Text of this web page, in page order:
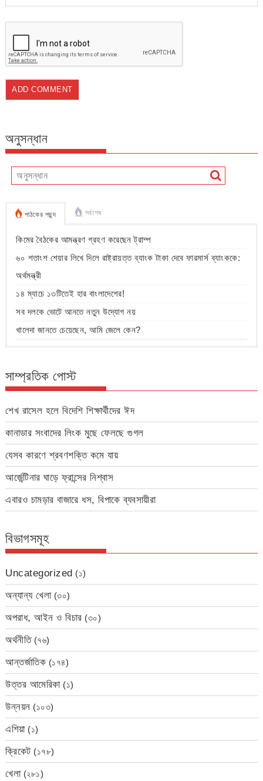
অনুসন্ধান
পাঠকের পছন্দ সর্বশেষ
কিমের বৈঠকের আমন্ত্রণ গ্রহণ করেছেন ট্রাম্প
৬০ শতাংশ শেয়ার লিখে দিলে রাষ্ট্রায়ত্ত ব্যাংক টাকা দেবে ফারমার্স ব্যাংককে:
অর্থমন্ত্রী
১৪ ম্যাচে ১৩টিতেই হার বাংলাদেশের!
সব দলকে ভোটে আনতে নতুন উদ্যোগ নয়
খালেদা জানতে চেয়েছেন, আমি জেলে কেন?
সাম্প্রতিক পোস্ট
শেখ রাসেল হলে বিদেশি শিক্ষার্থীদের ঈদ
কানাডার সংবাদের লিংক মুছে ফেলছে গুগল
যেসব কারণে শ্রবণশক্তি কমে যায়
আর্জেন্টিনার ঘাড়ে ফ্রান্সের নিশ্বাস
এবারও চামড়ার বাজারে ধস, বিপাকে ব্যবসায়ীরা
বিভাগসমূহ
Uncategorized (১)
অন্যান্য খেলা(৩০)
অপরাধ, আইন ও বিচার (৩০)
অর্থনীতি(৭৬)
আন্তর্জাতিক (১৭৪)
উত্তর আমেরিকা(১)
উন্নয়ন (১০৩)
এশিয়া(১)
ক্রিকেট (১৭৮)
খেলা(২৮১)